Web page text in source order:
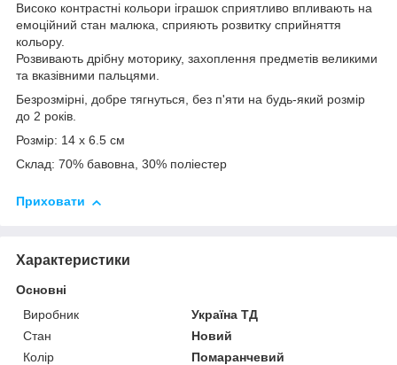
Високо контрастні кольори іграшок сприятливо впливають на
емоційний стан малюка, сприяють розвитку сприйняття
кольору.
Розвивають дрібну моторику, захоплення предметів великими
та вказівними пальцями.
Безрозмірні, добре тягнуться, без п'яти на будь-який розмір
до 2 років.
Розмір: 14 х 6.5 см
Склад: 70% бавовна, 30% поліестер
Приховати
Характеристики
Основні
Виробник
Україна ТД
Стан
Новий
Колір
Помаранчевий